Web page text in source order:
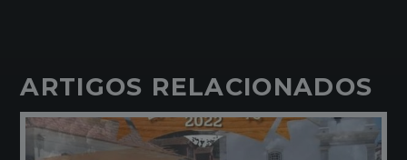
ARTIGOS RELACIONADOS